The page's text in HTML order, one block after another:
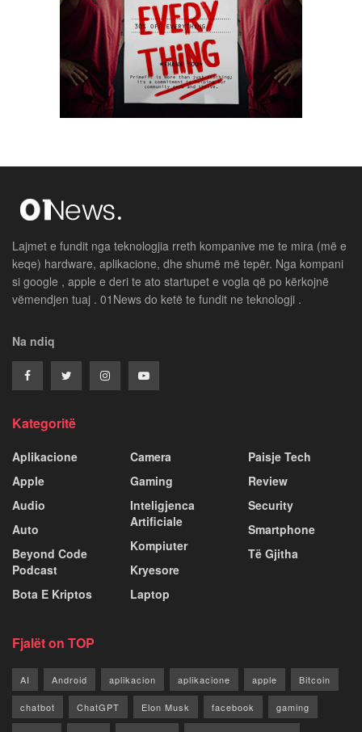
Lajmet e fundit nga teknologjia rreth kompanive me te mira (më e
keqe) hardware, aplikacione, dhe shumë më tepër. Nga kompani
si google , apple e deri te ato startupet e vogla që po kërkojnë
vëmendjen tuaj . 01News do ketë te fundit ne teknologji .
Na ndiq
Kategoritë
Aplikacione
Apple
Audio
Auto
Beyond Code
Podcast
Bota E Kriptos
Camera
Gaming
Inteligjenca
Artificiale
Kompiuter
Kryesore
Laptop
Paisje Tech
Review
Security
Smartphone
Të Gjitha
Fjalët on TOP
AI Android aplikacion aplikacione apple Bitcoin
chatbot ChatGPT Elon Musk facebook gaming